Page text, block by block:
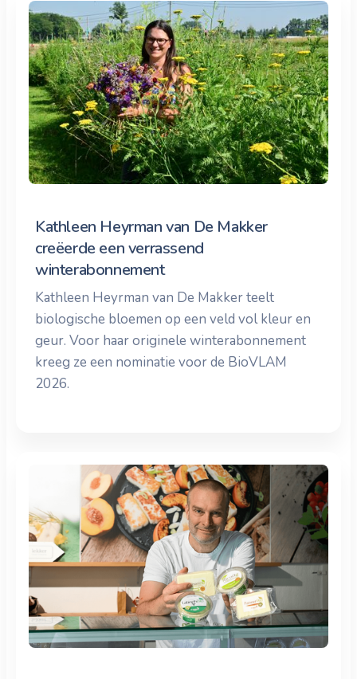
Kathleen Heyrman van De Makker
creëerde een verrassend
winterabonnement
Kathleen Heyrman van De Makker teelt
biologische bloemen op een veld vol kleur en
geur. Voor haar originele winterabonnement
kreeg ze een nominatie voor de BioVLAM
2026.